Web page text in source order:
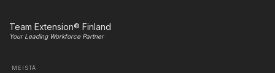
Team Extension® Finland
Your Leading Workforce Partner
MEISTÄ